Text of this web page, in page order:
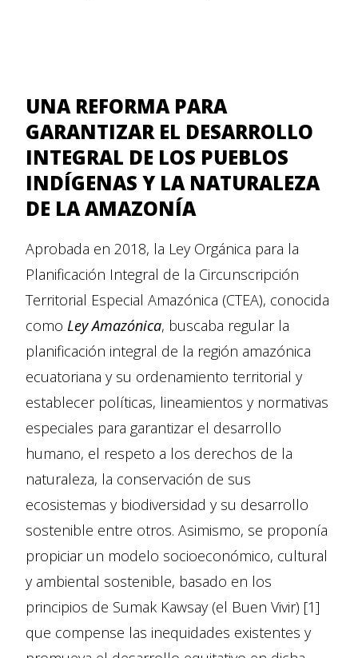
UNA REFORMA PARA
GARANTIZAR EL DESARROLLO
INTEGRAL DE LOS PUEBLOS
INDÍGENAS Y LA NATURALEZA
DE LA AMAZONÍA
Aprobada en 2018, la Ley Orgánica para la
Planificación Integral de la Circunscripción
Territorial Especial Amazónica (CTEA), conocida
como Ley Amazónica, buscaba regular la
planificación integral de la región amazónica
ecuatoriana y su ordenamiento territorial y
establecer políticas, lineamientos y normativas
especiales para garantizar el desarrollo
humano, el respeto a los derechos de la
naturaleza, la conservación de sus
ecosistemas y biodiversidad y su desarrollo
sostenible entre otros. Asimismo, se proponía
propiciar un modelo socioeconómico, cultural
y ambiental sostenible, basado en los
principios de Sumak Kawsay (el Buen Vivir) [1]
que compense las inequidades existentes y